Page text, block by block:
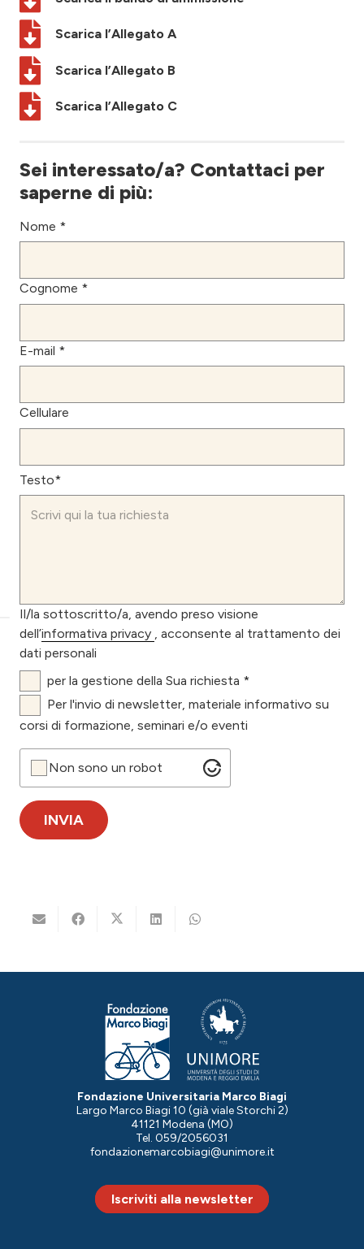
Scarica l’Allegato A
Scarica l’Allegato B
Scarica l’Allegato C
Sei interessato/a? Contattaci per
saperne di più:
Nome *
Cognome *
E-mail *
Cellulare
Testo*
Il/la sottoscritto/a, avendo preso visione
dell’informativa privacy , acconsente al trattamento dei
dati personali
per la gestione della Sua richiesta *
Per l'invio di newsletter, materiale informativo su
corsi di formazione, seminari e/o eventi
Non sono un robot
Fondazione Universitaria Marco Biagi
Largo Marco Biagi 10 (già viale Storchi 2)
41121 Modena (MO)
Tel. 059/2056031
fondazionemarcobiagi@unimore.it
Iscriviti alla newsletter